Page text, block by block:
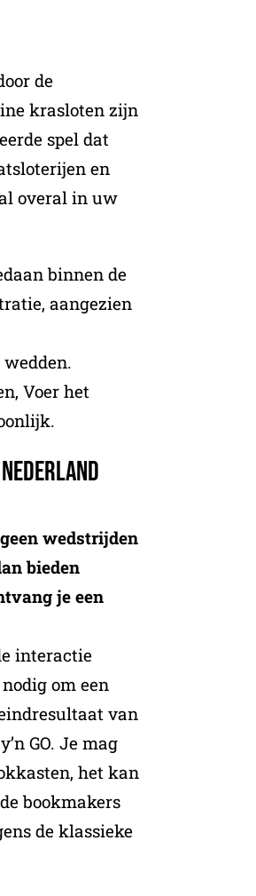
de
krasloten zijn
spel dat
en
overal in uw
binnen de
aangezien
Voer het
wedstrijden
bieden
je een
interactie
om een
van
GO. Je mag
het kan
bookmakers
de klassieke